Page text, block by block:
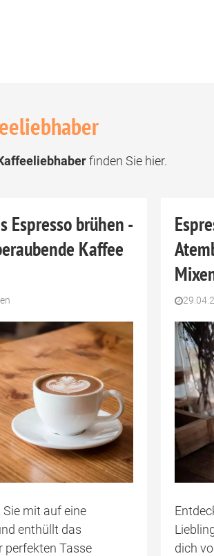
finden Sie hier.
Espresso brühen -
Kaffee
mit auf eine
enthüllt das
perfekten Tasse
dich